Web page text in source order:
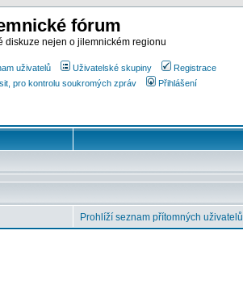
fórum
diskuze nejen o jilemnickém regionu
uživatelů Uživatelské skupiny
Registrace
pro kontrolu soukromých zpráv Přihlášení
Prohlíží seznam přítomných uživatelů